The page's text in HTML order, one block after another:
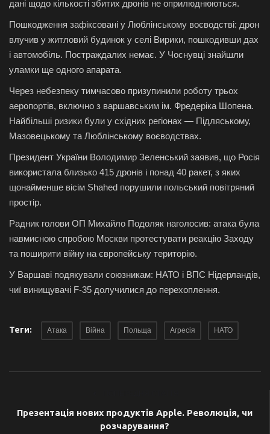
Мова
дані щодо кількості збитих дронів не оприлюднюються.
Пошкодження зафіксовані у Люблінському воєводстві: дрон
влучив у житловий будинок у селі Вирики, пошкодивши дах
і автомобіль. Постраждалих немає. У Чоснувці знайшли
уламки ще одного апарата.
Через небезпеку тимчасово призупинили роботу трьох
аеропортів, включно з варшавським ім. Фредеріка Шопена.
Найбільші ризики були у східних регіонах — Підляському,
Мазовецькому та Люблінському воєводствах.
Президент України Володимир Зеленський заявив, що Росія
використала близько 415 дронів і понад 40 ракет, з яких
щонайменше вісім Shahed порушили польський повітряний
простір.
Радник голови ОП Михайло Подоляк наголосив: атака була
навмисною спробою Москви протестувати реакцію Заходу
та поширити війну на європейську територію.
У Варшаві подякували союзникам: НАТО і ВПС Нідерландів,
чиї винищувачі F-35 долучилися до перехоплення.
Теги: Атака Війна Польща Агресія НАТО
Презентація нових продуктів Apple. Революція, чи
розчарування?